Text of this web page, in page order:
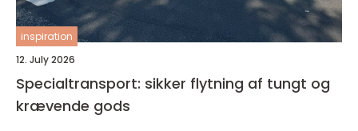
inspiration
12. July 2026
Specialtransport: sikker flytning af tungt og
krævende gods